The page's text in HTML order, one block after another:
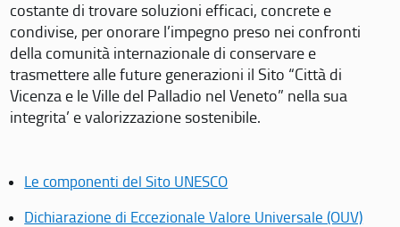
costante di trovare soluzioni efficaci, concrete e
condivise, per onorare l’impegno preso nei confronti
della comunità internazionale di conservare e
trasmettere alle future generazioni il Sito “Città di
Vicenza e le Ville del Palladio nel Veneto” nella sua
integrita’ e valorizzazione sostenibile.
Le componenti del Sito UNESCO
Dichiarazione di Eccezionale Valore Universale (OUV)